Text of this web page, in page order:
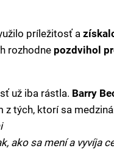
príležitosť a
rozhodne pozdvihol
už iba rástla. Barry
tých, ktorí sa
ako sa mení a vyvíja